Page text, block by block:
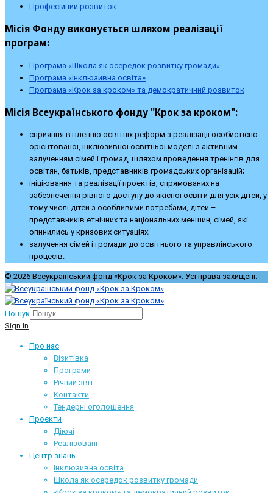
Професійний розвиток
Місія Фонду виконується шляхом реалізації
програм:
Програма «Школа як осередок розвитку громади»
Програма «Інклюзивна освіта»
Програма «Крок за кроком» та демократичний розвиток
Місія Всеукраїнського фонду "Крок за кроком":
сприяння втіленню освітніх реформ з реалізації особистісно-
орієнтованої, інклюзивної освітньої моделі з активним
залученням сімей і громад, шляхом проведення тренінгів для
освітян, батьків, представників громадських організацій;
ініціювання та реалізації проектів, спрямованих на
забезпечення рівного доступу до якісної освіти для усіх дітей, у
тому числі дітей з особливими потребами, дітей –
представників етнічних та національних меншин, сімей, які
опинились у кризових ситуаціях;
залучення сімей і громади до освітнього та управлінського
процесів.
© 2026 Всеукраїнський фонд «Крок за Кроком». Усі права захищені.
Пошук
Sign In
Про нас
Візитівка
Програми
Річний звіт
Контакти
Тендерні оголошення
Проєкти
Діючі
Реалізовані
Центр знань
Інклюзивна освіта
Школа як осередок розвитку громади